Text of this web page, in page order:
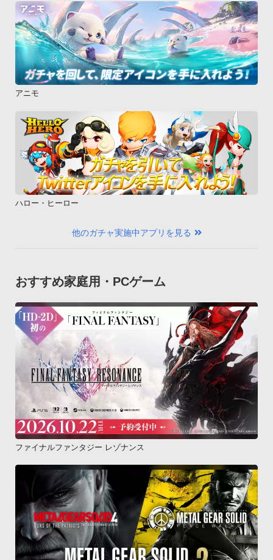
ことで利用が可能になります。
また、無料版には広告が表示されますが、課金を行うと広告
が非表示になります。
アニモ
ハロー・ヒーロー
他のガチャ実施中アプリを見る
おすすめ家庭用・PCゲーム
ファイナルファンタジー レゾナンス